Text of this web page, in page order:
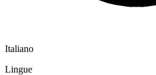
Italiano
Lingue